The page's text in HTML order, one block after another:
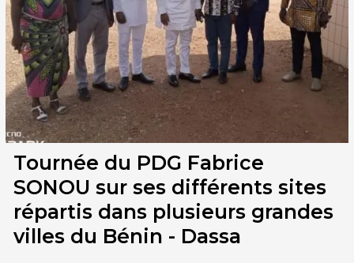
Tournée du PDG Fabrice
SONOU sur ses différents sites
répartis dans plusieurs grandes
villes du Bénin - Dassa